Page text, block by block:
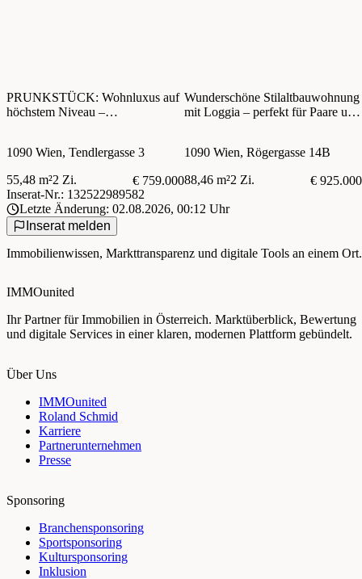
PRUNKSTÜCK: Wohnluxus auf
höchstem Niveau –
1090 Wien, Tendlergasse 3
55,48 m²2 Zi. € 759.000
Wunderschöne Stilaltbauwohnung
mit Loggia – perfekt für Paare und
1090 Wien, Rögergasse 14B
88,46 m²2 Zi.
€ 925.000
Inserat-Nr.: 132522989582
Letzte Änderung: 02.08.2026, 00:12 Uhr
Inserat melden
Immobilienwissen, Markttransparenz und digitale Tools an einem Ort.
IMMOunited
Ihr Partner für Immobilien in Österreich. Marktüberblick, Bewertung
und digitale Services in einer klaren, modernen Plattform gebündelt.
Über Uns
IMMOunited
Roland Schmid
Karriere
Partnerunternehmen
Presse
Sponsoring
Branchensponsoring
Sportsponsoring
Kultursponsoring
Inklusion